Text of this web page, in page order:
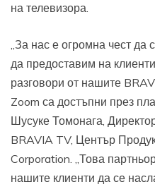
на телевизора.
„За нас е огромна чест да
да предоставим на
разговори от нашите
Zoom са достъпни през
Шусуке Томонага,
BRAVIA TV, Център
Corporation. „Това
нашите клиенти да се